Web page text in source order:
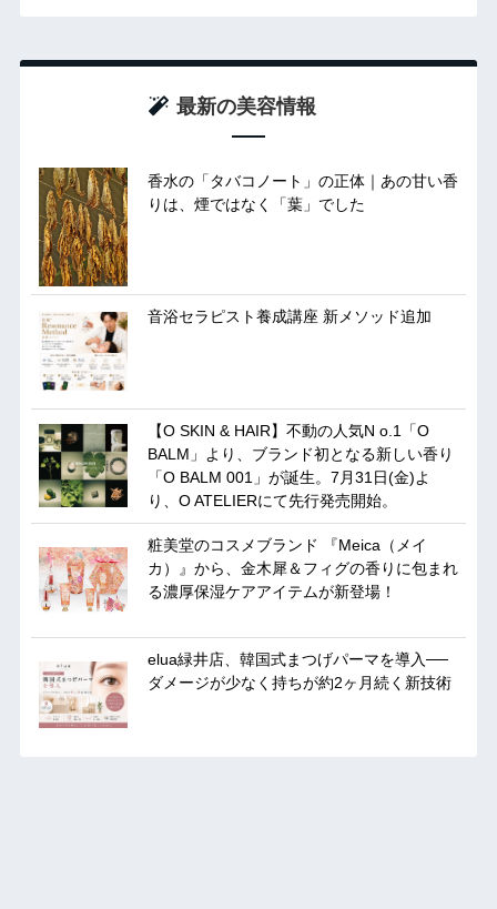
最新の美容情報
香水の「タバコノート」の正体｜あの甘い香
りは、煙ではなく「葉」でした
音浴セラピスト養成講座 新メソッド追加
【O SKIN & HAIR】不動の人気N o.1「O
BALM」より、ブランド初となる新しい香り
「O BALM 001」が誕生。7月31日(金)よ
り、O ATELIERにて先行発売開始。
粧美堂のコスメブランド 『Meica（メイ
カ）』から、金木犀＆フィグの香りに包まれ
る濃厚保湿ケアアイテムが新登場！
elua緑井店、韓国式まつげパーマを導入──
ダメージが少なく持ちが約2ヶ月続く新技術